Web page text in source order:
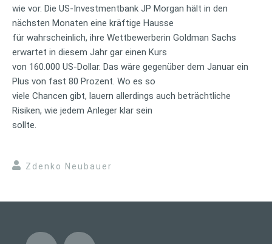
wie vor. Die US-Investmentbank JP Morgan hält in den
nächsten Monaten eine kräftige Hausse
für wahrscheinlich, ihre Wettbewerberin Goldman Sachs
erwartet in diesem Jahr gar einen Kurs
von 160.000 US-Dollar. Das wäre gegenüber dem Januar ein
Plus von fast 80 Prozent. Wo es so
viele Chancen gibt, lauern allerdings auch beträchtliche
Risiken, wie jedem Anleger klar sein
sollte.
Zdenko Neubauer